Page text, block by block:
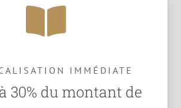
IMMÉDIATE
30% du montant de